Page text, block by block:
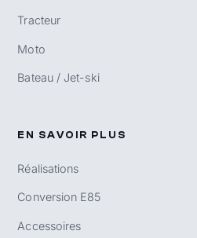
Tracteur
Moto
Bateau / Jet-ski
EN SAVOIR PLUS
Réalisations
Conversion E85
Accessoires